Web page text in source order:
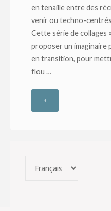
en tenaille entre des
venir ou techno-
Cette série de collages
proposer un imaginaire
en transition, pour
flou …
+"Zoom
série